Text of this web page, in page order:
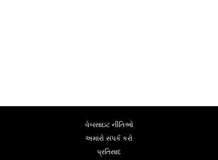
વેબસાઇટ નીતિઓ
અમારો સંપર્ક કરો
પ્રતિસાદ